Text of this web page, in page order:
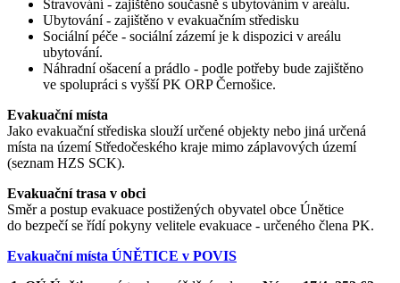
Stravování - zajištěno současně s ubytováním v areálu.
Ubytování - zajištěno v evakuačním středisku
Sociální péče - sociální zázemí je k dispozici v areálu
ubytování.
Náhradní ošacení a prádlo - podle potřeby bude zajištěno
ve spolupráci s vyšší PK ORP Černošice.
Evakuační místa
Jako evakuační střediska slouží určené objekty nebo jiná určená
místa na území Středočeského kraje mimo záplavových území
(seznam HZS SCK).
Evakuační trasa v obci
Směr a postup evakuace postižených obyvatel obce Únětice
do bezpečí se řídí pokyny velitele evakuace - určeného člena PK.
Evakuační místa ÚNĚTICE v POVIS